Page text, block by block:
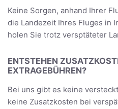
Keine Sorgen, anhand Ihrer
die Landezeit Ihres Fluges in
holen Sie trotz versptäteter
ENTSTEHEN
EXTRAGEBÜHREN?
Bei uns gibt es keine
keine Zusatzkosten bei